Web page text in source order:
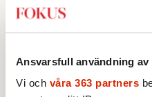
Ansvarsfull användning
Vi och våra 363 partners
Mikael Timm: